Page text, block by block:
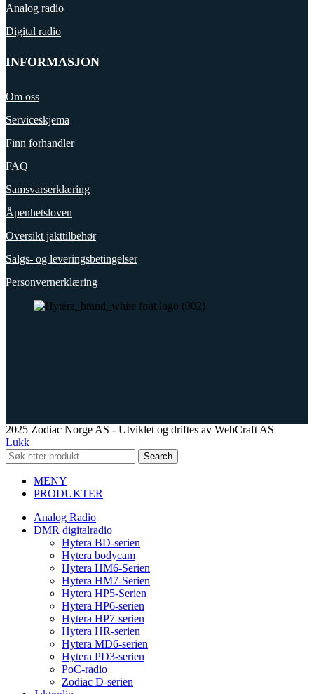
Analog radio
Digital radio
INFORMASJON
Om oss
Serviceskjema
Finn forhandler
FAQ
Samsvarserklæring
Åpenhetsloven
Oversikt jakttilbehør
Salgs- og leveringsbetingelser
Personvernerklæring
2025 Zodiac Norge AS - Utviklet og driftes av WebCraft AS
Lukk
Search
MENY
PRODUKTER
Analog Radio
DMR digitalradio
Hytera BD-serien
Hytera bodycam
Hytera HM6-Serien
Hytera HM7-Serien
Hytera HP5-Serien
Hytera HP6-serien
Hytera HP7-serien
Hytera HR-serien
Hytera MD6-serien
Hytera PD3-serien
PoC-radio
Zodiac D-serien